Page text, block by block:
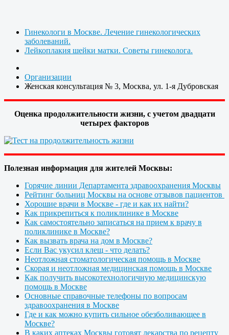
Гинекологи в Москве. Лечение гинекологических
заболеваний.
Лейкоплакия шейки матки. Советы гинеколога.
Организации
Женская консультация № 3, Москва, ул. 1-я Дубровская
Оценка продолжительности жизни, с учетом двадцати
четырех факторов
Полезная информация для жителей Москвы:
Горячие линии Департамента здравоохранения Москвы
Рейтинг больниц Москвы на основе отзывов пациентов
Хорошие врачи в Москве - где и как их найти?
Как прикрепиться к поликлинике в Москве
Как самостоятельно записаться на прием к врачу в
поликлинике в Москве?
Как вызвать врача на дом в Москве?
Если Вас укусил клещ - что делать?
Неотложная стоматологическая помощь в Москве
Скорая и неотложная медицинская помощь в Москве
Как получить высокотехнологичную медицинскую
помощь в Москве
Основные справочные телефоны по вопросам
здравоохранения в Москве
Где и как можно купить сильное обезболивающее в
Москве?
В каких аптеках Москвы готовят лекарства по рецепту